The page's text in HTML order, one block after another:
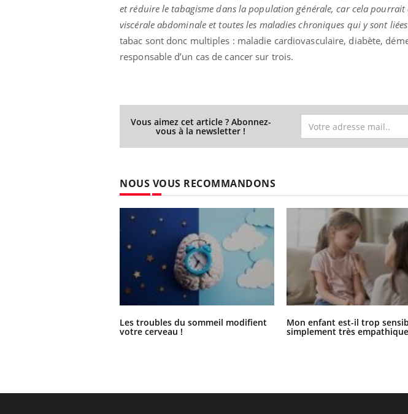
et réduire le tabagisme dans la population générale, car cela
viscérale abdominale et toutes les maladies chroniques qui y sont
tabac sont donc multiples : maladie cardiovasculaire, diabète,
responsable d’un cas de cancer sur trois.
Vous aimez cet article ? Abonnez-
vous à la newsletter !
NOUS VOUS RECOMMANDONS
Les troubles du sommeil modifient
votre cerveau !
Mon enfant est-il trop
simplement très